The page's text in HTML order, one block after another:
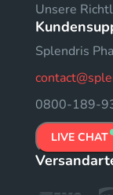
Unsere
Splendris
0800-189-
LIVE CHAT